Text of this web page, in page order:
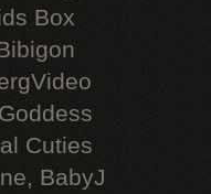
Box
Cuties
BabyJ